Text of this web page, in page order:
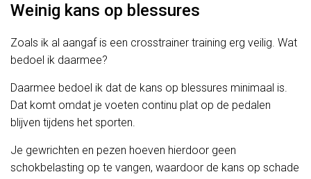
Weinig kans op blessures
Zoals ik al aangaf is een crosstrainer training erg veilig. Wat
bedoel ik daarmee?
Daarmee bedoel ik dat de kans op blessures minimaal is.
Dat komt omdat je voeten continu plat op de pedalen
blijven tijdens het sporten.
Je gewrichten en pezen hoeven hierdoor geen
schokbelasting op te vangen, waardoor de kans op schade